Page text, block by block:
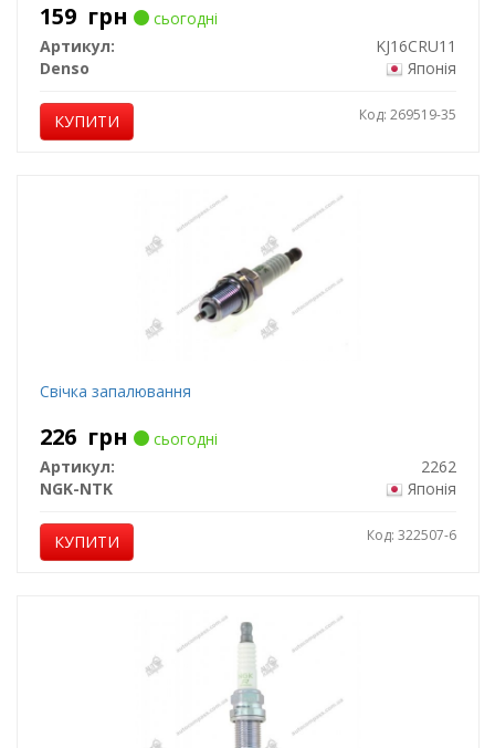
159 грн
сьогодні
Артикул:
KJ16CRU11
Denso
Японія
КУПИТИ Код: 269519-35
Свічка запалювання
226 грн
сьогодні
Артикул:
2262
NGK-NTK
Японія
КУПИТИ Код: 322507-6